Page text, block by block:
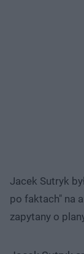
Jacek Sutryk
po faktach" na
zapytany o